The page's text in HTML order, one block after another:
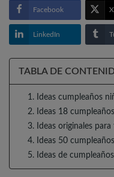
Facebook X
LinkedIn
TABLA DE
1. Ideas cumpleaños
2. Ideas 18 cumpleaños
3. Ideas originales
4. Ideas 50 cumpleaños
5. Ideas de cumpleaños